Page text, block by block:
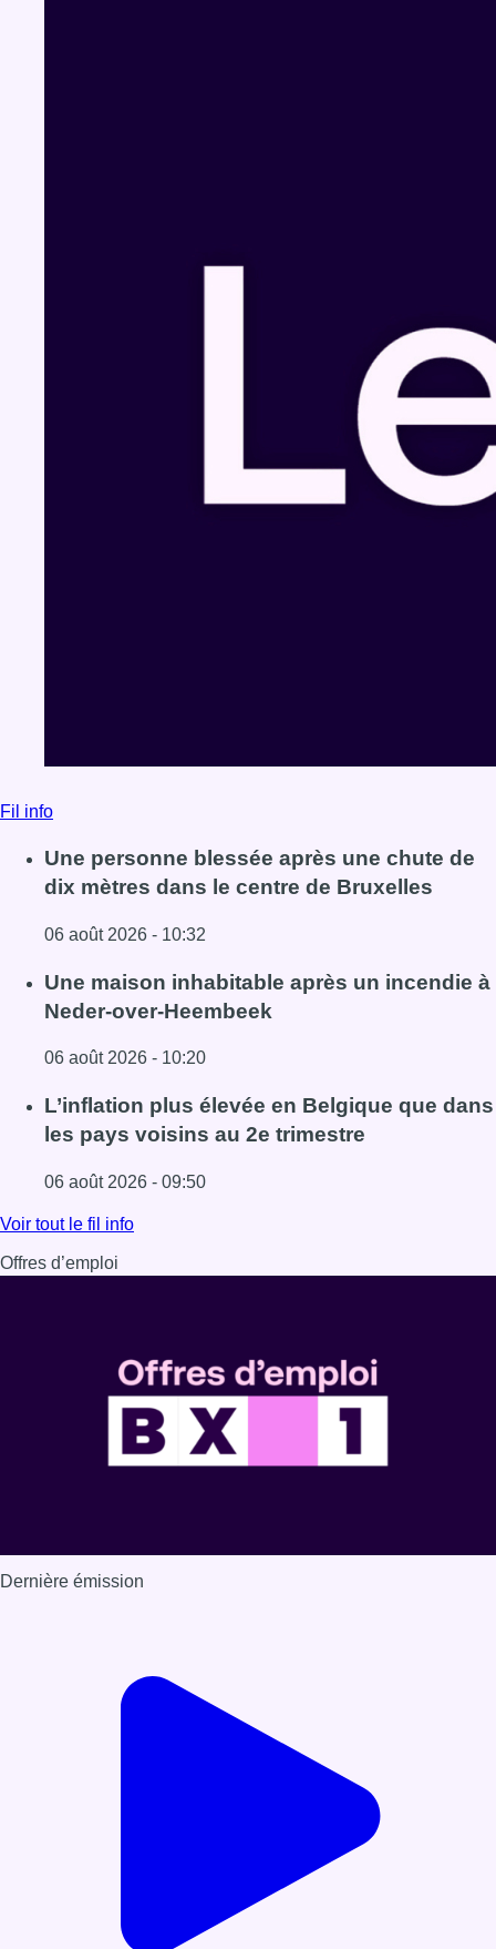
Fil info
Une personne blessée après une chute de
dix mètres dans le centre de Bruxelles
06 août 2026 - 10:32
Lire l'article Une personne blessée après une chute de
Une maison inhabitable après un incendie à
Neder-over-Heembeek
06 août 2026 - 10:20
Lire l'article Une maison inhabitable après un incendie à
L’inflation plus élevée en Belgique que dans
les pays voisins au 2e trimestre
06 août 2026 - 09:50
Lire l'article L’inflation plus élevée en Belgique que dans
Voir tout le fil info
Offres d’emploi
Dernière émission